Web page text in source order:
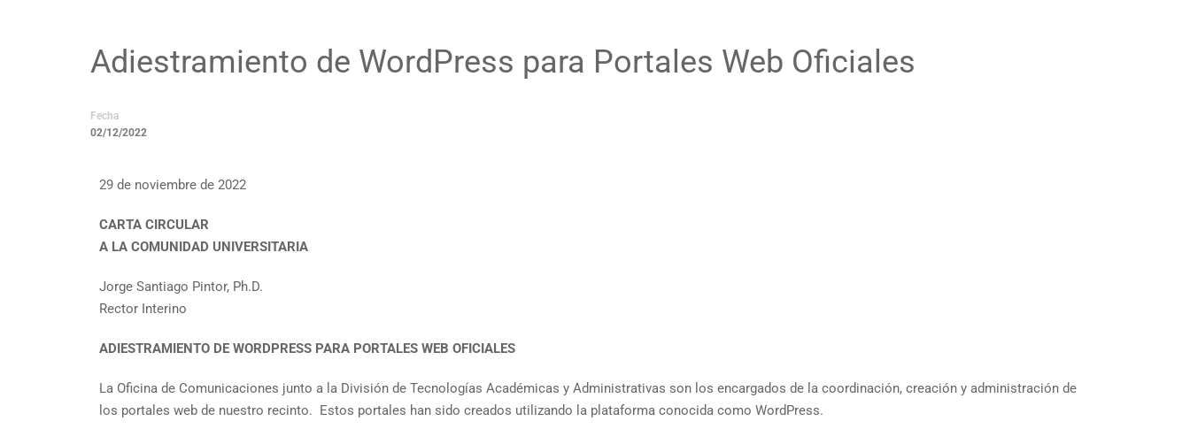
Adiestramiento de WordPress para Portales Web Oficiales
Fecha
02/12/2022
29 de noviembre de 2022
CARTA CIRCULAR
A LA COMUNIDAD UNIVERSITARIA
Jorge Santiago Pintor, Ph.D.
Rector Interino
ADIESTRAMIENTO DE WORDPRESS PARA PORTALES WEB OFICIALES
La Oficina de Comunicaciones junto a la División de Tecnologías Académicas y Administrativas son los encargados de la coordinación, creación y administración de
los portales web de nuestro recinto. Estos portales han sido creados utilizando la plataforma conocida como WordPress.